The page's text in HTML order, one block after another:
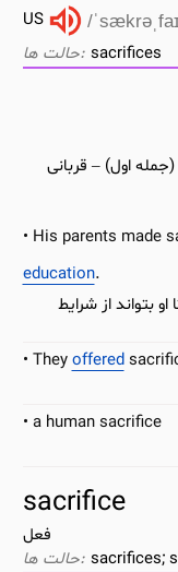
US
/
sacrifices
اول) – قربانی
His parents made
education.
بتواند از شرایط
Theyoffered
a human sacrifice
sacrifice
فعل
sacrifices;